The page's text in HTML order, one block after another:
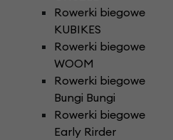
Rowerki biegowe
KUBIKES
Rowerki biegowe
WOOM
Rowerki biegowe
Bungi Bungi
Rowerki biegowe
Early Rirder